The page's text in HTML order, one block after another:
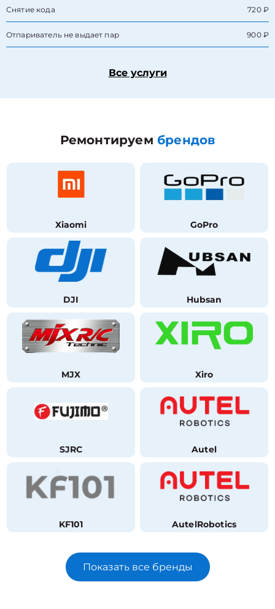
Снятие кода 720 ₽
Отпариватель не выдает пар 900 ₽
Все услуги
Ремонтируем брендов
Xiaomi GoPro
DJI Hubsan
MJX Xiro
SJRC Autel
KF101 AutelRobotics
Показать все бренды